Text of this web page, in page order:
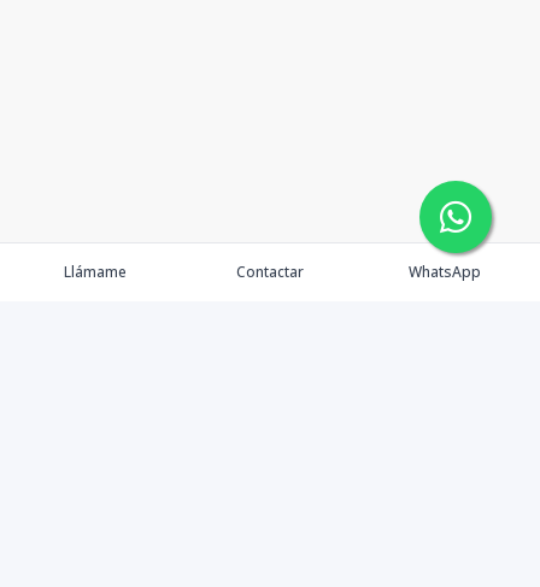
Llámame Contactar WhatsApp